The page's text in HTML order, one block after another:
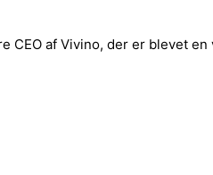
af Vivino, der er blevet